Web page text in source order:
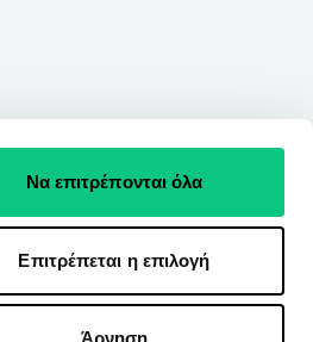
Να επιτρέπονται όλα
Επιτρέπεται η επιλογή
Άρνηση